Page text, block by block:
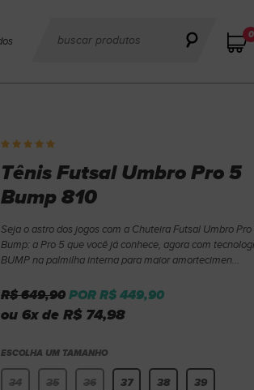
0
Tênis Futsal Umbro Pro 5
Bump 810
Seja o astro dos jogos com a Chuteira Futsal Umbro
Bump: a Pro 5 que você já conhece, agora com
BUMP na palmilha interna para maior amortecimen...
R$ 649,90 POR R$ 449,90
ou 6x de R$ 74,98
ESCOLHA UM TAMANHO
34 35 36 37 38 39